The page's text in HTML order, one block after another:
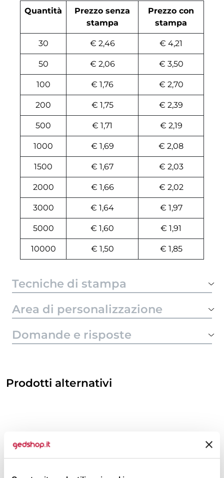
Quantità
Prezzo senza
stampa
Prezzo con
stampa
30 € 2,46 € 4,21
50 € 2,06 € 3,50
100 € 1,76 € 2,70
200 € 1,75 € 2,39
500 € 1,71 € 2,19
1000 € 1,69 € 2,08
1500 € 1,67 € 2,03
2000 € 1,66 € 2,02
3000 € 1,64 € 1,97
5000 € 1,60 € 1,91
10000 € 1,50 € 1,85
Tecniche di stampa
Area di personalizzazione
Domande e risposte
Prodotti alternativi